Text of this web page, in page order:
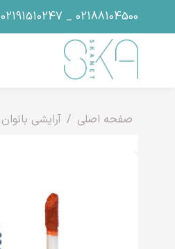
02191510247 _ 02188104500
صفحه اصلی آرایشی بانوان